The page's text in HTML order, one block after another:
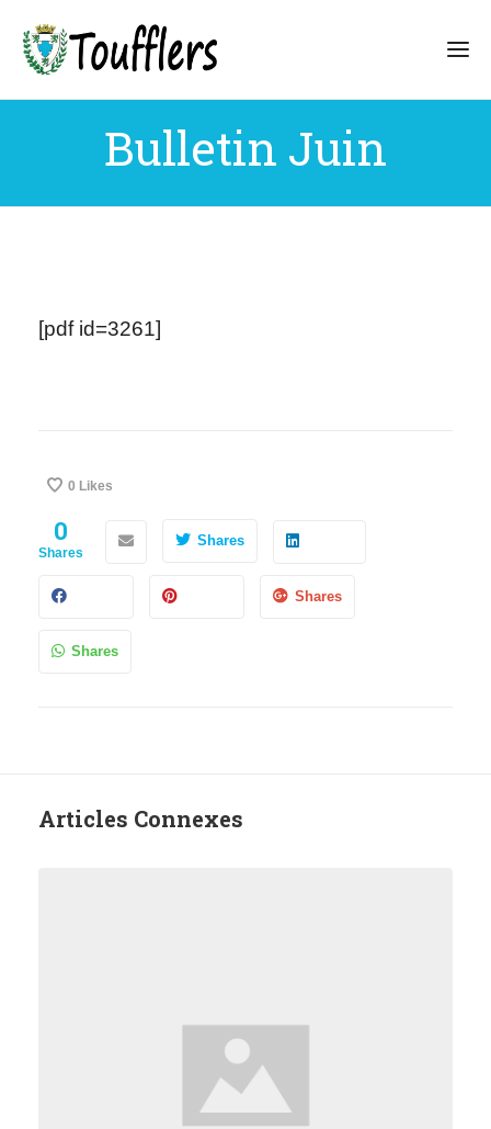
Bulletin Juin
[pdf id=3261]
0 Likes
0
Shares
Shares
Shares
Shares
Articles Connexes